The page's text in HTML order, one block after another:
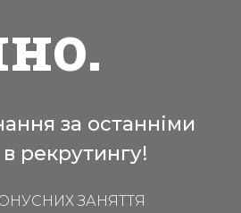
за останніми
рекрутингу!
ЗАНЯТТЯ